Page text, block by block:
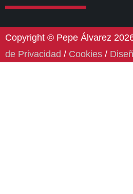
Copyright © Pepe Álvarez
de Privacidad / Cookies /